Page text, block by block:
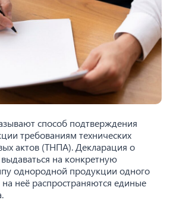
способ подтверждения
требованиям технических
актов (ТНПА). Декларация о
на конкретную
однородной продукции одного
на неё распространяются единые